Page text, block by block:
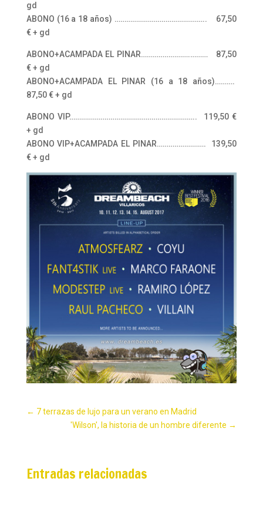
gd
ABONO (16 a 18 años) ……………………………………….. 67,50
€ + gd
ABONO+ACAMPADA EL PINAR…………………….……… 87,50
€ + gd
ABONO+ACAMPADA EL PINAR (16 a 18 años)……….
87,50 € + gd
ABONO VIP……………………………………………………….. 119,50 €
+ gd
ABONO VIP+ACAMPADA EL PINAR…………………….
139,50
€ + gd
← 7 terrazas de lujo para un verano en Madrid
'Wilson', la historia de un hombre diferente →
Entradas relacionadas